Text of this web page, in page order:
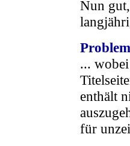
Nun
...
enthält
für